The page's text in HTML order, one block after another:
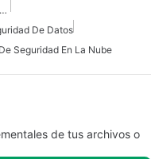
Copia De Seguridad En La Nube Gratuita
De Datos
Seguridad En La Nube
de tus archivos o